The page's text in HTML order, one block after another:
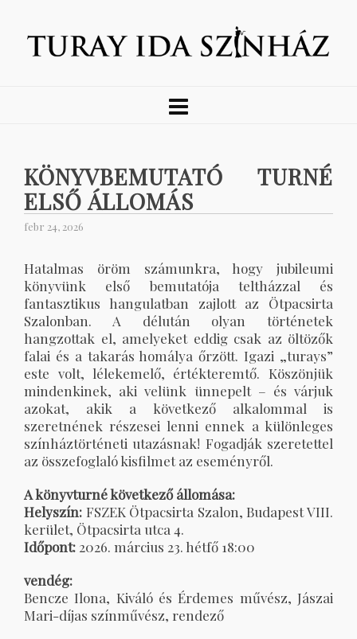
KÖNYVBEMUTATÓ TURNÉ
ELSŐ ÁLLOMÁS
febr 24, 2026
Hatalmas öröm számunkra, hogy jubileumi
könyvünk első bemutatója teltházzal és
fantasztikus hangulatban zajlott az Ötpacsirta
Szalonban. A délután olyan történetek
hangzottak el, amelyeket eddig csak az öltözők
falai és a takarás homálya őrzött. Igazi „turays”
este volt, lélekemelő, értékteremtő. Köszönjük
mindenkinek, aki velünk ünnepelt – és várjuk
azokat, akik a következő alkalommal is
szeretnének részesei lenni ennek a különleges
színháztörténeti utazásnak! Fogadják szeretettel
az összefoglaló kisfilmet az eseményről.
A könyvturné következő állomása:
Helyszín: FSZEK Ötpacsirta Szalon, Budapest VIII.
kerület, Ötpacsirta utca 4.
Időpont: 2026. március 23. hétfő 18:00
vendég:
Bencze Ilona, Kiváló és Érdemes művész, Jászai
Mari-díjas színművész, rendező